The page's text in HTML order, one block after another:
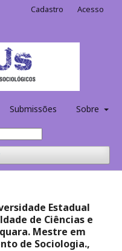
Submissões Sobre
Cadastro Acesso
Estadual
de Ciências e
Mestre em
de Sociologia.,